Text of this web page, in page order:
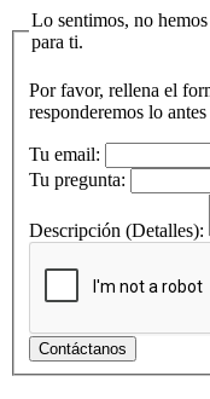
Lo sentimos, no
para ti.
Por favor, rellena el
responderemos lo
Tu email:
Tu pregunta:
Descripción (Detalles):